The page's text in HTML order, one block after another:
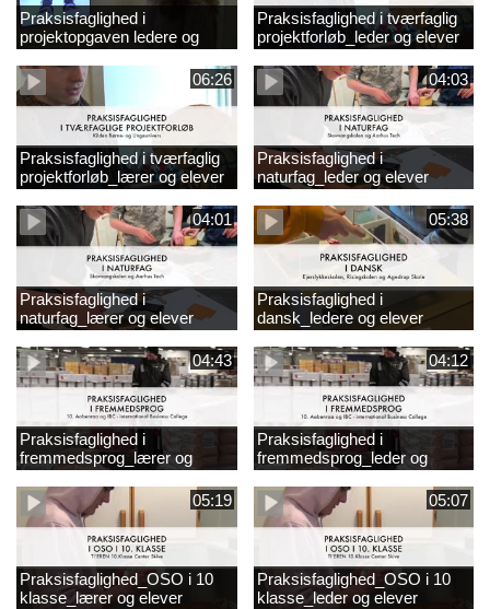
Praksisfaglighed i
projektopgaven ledere og
elever
Praksisfaglighed i tværfaglig
projektforløb_leder og elever
06:26
Praksisfaglighed i tværfaglig
projektforløb_lærer og elever
04:03
Praksisfaglighed i
naturfag_leder og elever
04:01
Praksisfaglighed i
naturfag_lærer og elever
05:38
Praksisfaglighed i
dansk_ledere og elever
04:43
Praksisfaglighed i
fremmedsprog_lærer og
elever
04:12
Praksisfaglighed i
fremmedsprog_leder og
elever
05:19
Praksisfaglighed_OSO i 10
klasse_lærer og elever
05:07
Praksisfaglighed_OSO i 10
klasse_leder og elever